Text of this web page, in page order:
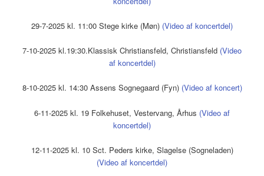
29-7-2025 kl. 11:00 Stege kirke (Møn) (Video af koncertdel)
7-10-2025 kl.19:30.Klassisk Christiansfeld, Christiansfeld (Video
af koncertdel)
8-10-2025 kl. 14:30 Assens Sognegaard (Fyn) (Video af koncert)
6-11-2025 kl. 19 Folkehuset, Vestervang, Århus (Video af
koncertdel)
12-11-2025 kl. 10 Sct. Peders kirke, Slagelse (Sogneladen)
(Video af koncertdel)